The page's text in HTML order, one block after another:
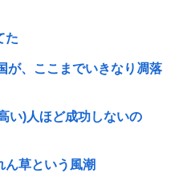
た
が、ここまでいきなり凋落
い)人ほど成功しないの
ん草という風潮